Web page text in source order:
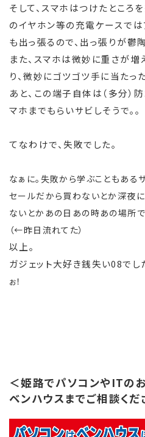
そして、スマホはつけたところ
のイヤホン等の充電ケースで
も出っ張るので、出っ張りが鬱
また、スマホは微妙に重さが
り、微妙にゴツゴツ手に当たった
あと、この端子自体は（多分）
マホまでもらいサビしそうで。。
てなわけで、失敗でした。
なぁに。失敗から学ぶこともある
セールだから買わないとか深夜
ないとかあの日あの時あの場所
（←昨日流れてた）
以上。
ガジェット大好き銭失い08でし
ぉ！
＜姫路でパソコンやITの
ベンハウスまでご相談くだ